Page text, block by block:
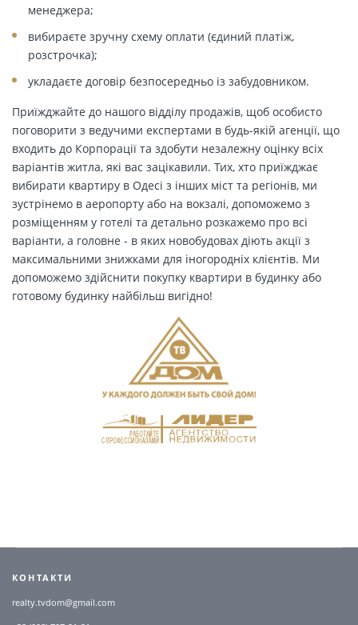
менеджера;
вибираєте зручну схему оплати (єдиний платіж,
розстрочка);
укладаєте договір безпосередньо із забудовником.
Приїжджайте до нашого відділу продажів, щоб особисто
поговорити з ведучими експертами в будь-якій агенції, що
входить до Корпорації та здобути незалежну оцінку всіх
варіантів житла, які вас зацікавили. Тих, хто приїжджає
вибирати квартиру в Одесі з інших міст та регіонів, ми
зустрінемо в аеропорту або на вокзалі, допоможемо з
розміщенням у готелі та детально розкажемо про всі
варіанти, а головне - в яких новобудовах діють акції з
максимальними знижками для іногородніх клієнтів. Ми
допоможемо здійснити покупку квартири в будинку або
готовому будинку найбільш вигідно!
КОНТАКТИ
realty.tvdom@gmail.com